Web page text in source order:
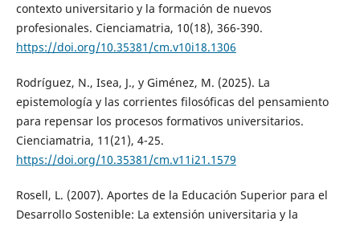
contexto universitario y la formación de nuevos
profesionales. Cienciamatria, 10(18), 366-390.
https://doi.org/10.35381/cm.v10i18.1306
Rodríguez, N., Isea, J., y Giménez, M. (2025). La
epistemología y las corrientes filosóficas del pensamiento
para repensar los procesos formativos universitarios.
Cienciamatria, 11(21), 4-25.
https://doi.org/10.35381/cm.v11i21.1579
Rosell, L. (2007). Aportes de la Educación Superior para el
Desarrollo Sostenible: La extensión universitaria y la